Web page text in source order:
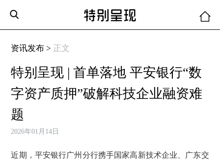
资讯发布 > 正文
特别呈现 | 首单落地 平安银行“数
字资产质押”破解科技企业融资难
题
2026年01月14日
近期，平安银行广州分行携手国家高新技术企业、广东交